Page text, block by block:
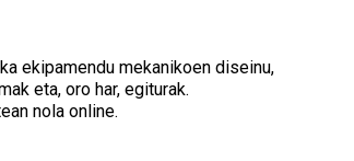
ekipamendu mekanikoen diseinu,
eta, oro har, egiturak.
nola online.